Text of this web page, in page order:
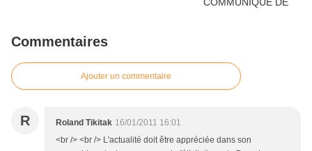
Commentaires
Ajouter un commentaire
R Roland Tikitak 16/01/2011 16:01
<br /> <br /> L'actualité doit être appréciée dans son